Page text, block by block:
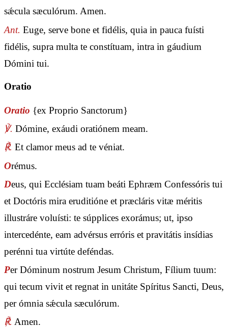
sǽcula sæculórum. Amen.
Ant. Euge, serve bone et fidélis, quia in pauca fuísti
fidélis, supra multa te constítuam, intra in gáudium
Dómini tui.
Oratio
Oratio {ex Proprio Sanctorum}
℣. Dómine, exáudi oratiónem meam.
℟. Et clamor meus ad te véniat.
Orémus.
Deus, qui Ecclésiam tuam beáti Ephræm Confessóris tui
et Doctóris mira eruditióne et præcláris vitæ méritis
illustráre voluísti: te súpplices exorámus; ut, ipso
intercedénte, eam advérsus erróris et pravitátis insídias
perénni tua virtúte deféndas.
Per Dóminum nostrum Jesum Christum, Fílium tuum:
qui tecum vivit et regnat in unitáte Spíritus Sancti, Deus,
per ómnia sǽcula sæculórum.
℟. Amen.